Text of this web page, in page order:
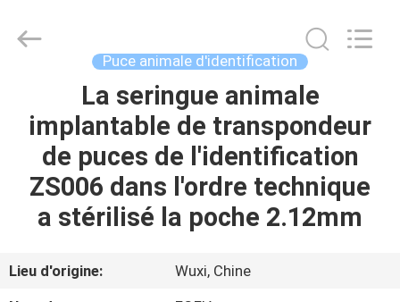
MAISON
PRODUITS
VIDÉOS
AU
Technology
Puce animale d'identification
La seringue animale
implantable de transpondeur
de puces de l'identification
ZS006 dans l'ordre technique
a stérilisé la poche 2.12mm
Lieu d'origine:
Wuxi, Chine